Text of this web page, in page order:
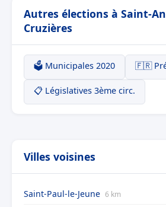
Autres élections à Saint-
Cruzières
🗳️ Municipales 2020 🇫🇷
📋 Législatives 3ème circ.
Villes voisines
Saint-Paul-le-Jeune 6 km